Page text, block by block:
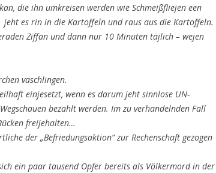
die ihn umkreisen werden wie Schmeißfliejen een
jeht es rin in die Kartoffeln und raus aus die Kartoffeln.
Ziffan und dann nur 10 Minuten täjlich – wejen
vaschlingen.
einjesetzt, wenn es darum jeht sinnlose UN-
bezahlt werden. Im zu verhandelnden Fall
freijehalten…
der „Befriedungsaktion“ zur Rechenschaft gezogen
ein paar tausend Opfer bereits als Völkermord in der